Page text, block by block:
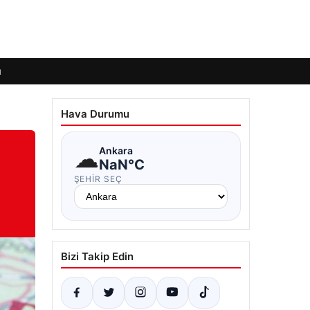
Hava Durumu
☁Ankara
NaN°C
ŞEHIR SEÇ
Bizi Takip Edin